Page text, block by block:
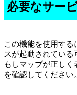
必要なサー
この機能を使用する
スが起動されている
もしマップが正し
を確認してください。